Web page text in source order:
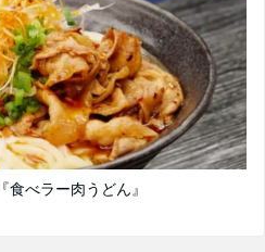
べラー肉うどん』